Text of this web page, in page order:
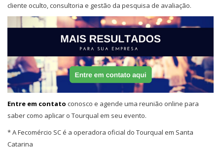
cliente oculto, consultoria e gestão da pesquisa de avaliação.
Entre em contato conosco e agende uma reunião online para
saber como aplicar o Tourqual em seu evento.
* A Fecomércio SC é a operadora oficial do Tourqual em Santa
Catarina